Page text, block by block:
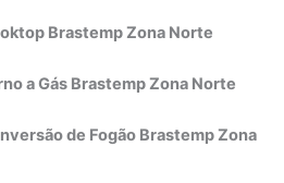
Brastemp Zona Norte
a Gás Brastemp Zona Norte
de Fogão Brastemp Zona